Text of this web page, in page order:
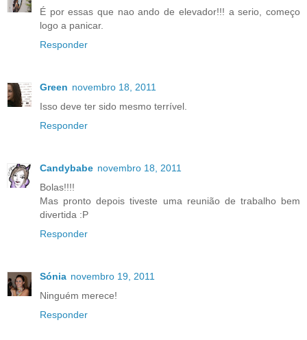
É por essas que nao ando de elevador!!! a serio, começo
logo a panicar.
Responder
Green novembro 18, 2011
Isso deve ter sido mesmo terrível.
Responder
Candybabe novembro 18, 2011
Bolas!!!!
Mas pronto depois tiveste uma reunião de trabalho bem
divertida :P
Responder
Sónia novembro 19, 2011
Ninguém merece!
Responder